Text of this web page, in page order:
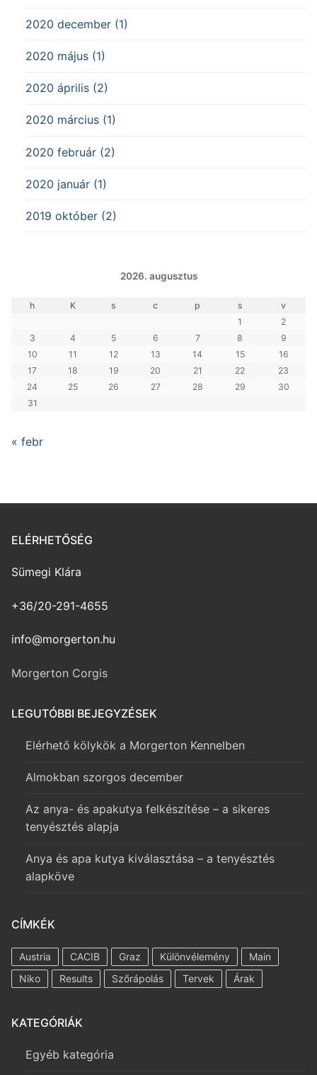
2020 december (1)
2020 május (1)
2020 április (2)
2020 március (1)
2020 február (2)
2020 január (1)
2019 október (2)
2026. augusztus
h K s c p s
v
1
2
3
4 5 6 7 8
9
10
11 12 13 14 15
16
17
18 19 20 21 22
23
24
25 26 27 28 29
30
31
« febr
ELÉRHETŐSÉG
Sümegi Klára
+36/20-291-4655
info@morgerton.hu
Morgerton Corgis
LEGUTÓBBI BEJEGYZÉSEK
Elérhető kölykök a Morgerton Kennelben
Almokban szorgos december
Az anya- és apakutya felkészítése – a sikeres
tenyésztés alapja
Anya és apa kutya kiválasztása – a tenyésztés
alapköve
CÍMKÉK
Austria CACIB Graz Különvélemény
Main
Niko
Results Szőrápolás Tervek Árak
KATEGÓRIÁK
Egyéb kategória